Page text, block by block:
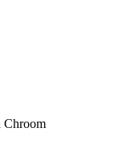
Chroom